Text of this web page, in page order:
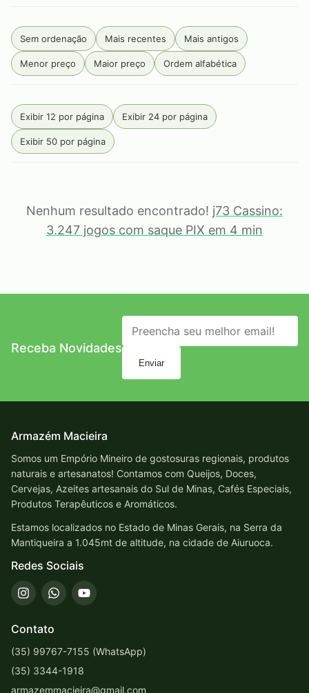
Sem ordenação Mais recentes Mais antigos
Menor preço Maior preço Ordem alfabética
Exibir 12 por página Exibir 24 por página
Exibir 50 por página
Nenhum resultado encontrado! j73 Cassino:
3.247 jogos com saque PIX em 4 min
Receba Novidades
Enviar
Armazém Macieira
Somos um Empório Mineiro de gostosuras regionais, produtos
naturais e artesanatos! Contamos com Queijos, Doces,
Cervejas, Azeites artesanais do Sul de Minas, Cafés Especiais,
Produtos Terapêuticos e Aromáticos.
Estamos localizados no Estado de Minas Gerais, na Serra da
Mantiqueira a 1.045mt de altitude, na cidade de Aiuruoca.
Redes Sociais
Contato
(35) 99767-7155 (WhatsApp)
(35) 3344-1918
armazemmacieira@gmail.com